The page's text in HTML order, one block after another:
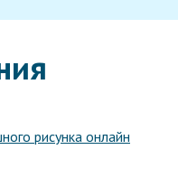
рисунка онлайн